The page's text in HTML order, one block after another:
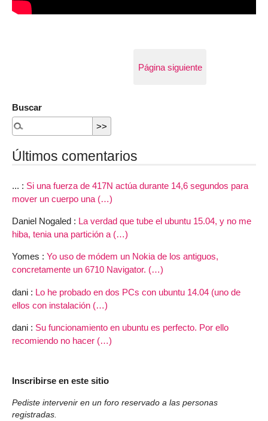
Página siguiente
Buscar
Últimos comentarios
... : Si una fuerza de 417N actúa durante 14,6 segundos para
mover un cuerpo una (…)
Daniel Nogaled : La verdad que tube el ubuntu 15.04, y no me
hiba, tenia una partición a (…)
Yomes : Yo uso de módem un Nokia de los antiguos,
concretamente un 6710 Navigator. (…)
dani : Lo he probado en dos PCs con ubuntu 14.04 (uno de
ellos con instalación (…)
dani : Su funcionamiento en ubuntu es perfecto. Por ello
recomiendo no hacer (…)
Inscribirse en este sitio
Pediste intervenir en un foro reservado a las personas
registradas.